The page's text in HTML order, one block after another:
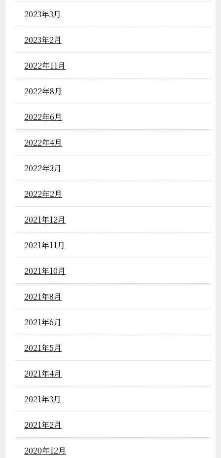
2023年3月
2023年2月
2022年11月
2022年8月
2022年6月
2022年4月
2022年3月
2022年2月
2021年12月
2021年11月
2021年10月
2021年8月
2021年6月
2021年5月
2021年4月
2021年3月
2021年2月
2020年12月